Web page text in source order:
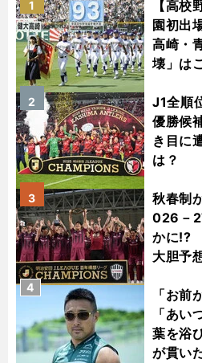
【高
園初出
高崎・
壊」は
1
J1全順
優勝候
き目に
は？
2
秋春制
026－
かに!?
大胆予
3
「お前
「あい
葉を浴
が貫い
4